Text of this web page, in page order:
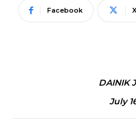
Facebook X
DAINIK
July